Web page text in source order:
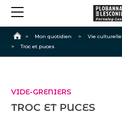
Accueil
> Mon quotidien > Vie culturelle
>
Troc et puces
VIDE-GRENIERS
TROC ET PUCES